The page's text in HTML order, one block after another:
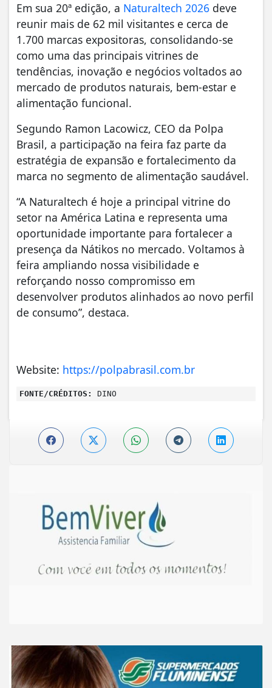
Em sua 20ª edição, a Naturaltech 2026 deve
reunir mais de 62 mil visitantes e cerca de
1.700 marcas expositoras, consolidando-se
como uma das principais vitrines de
tendências, inovação e negócios voltados ao
mercado de produtos naturais, bem-estar e
alimentação funcional.
Segundo Ramon Lacowicz, CEO da Polpa
Brasil, a participação na feira faz parte da
estratégia de expansão e fortalecimento da
marca no segmento de alimentação saudável.
“A Naturaltech é hoje a principal vitrine do
setor na América Latina e representa uma
oportunidade importante para fortalecer a
presença da Nátikos no mercado. Voltamos à
feira ampliando nossa visibilidade e
reforçando nosso compromisso em
desenvolver produtos alinhados ao novo perfil
de consumo”, destaca.
Website: https://polpabrasil.com.br
FONTE/CRÉDITOS: DINO